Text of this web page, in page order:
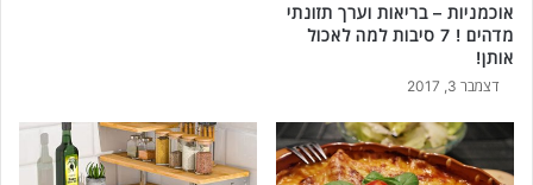
אוכמניות – בריאות וערך תזונתי
מדהים ! 7 סיבות למה לאכול
אותן!
דצמבר 3, 2017